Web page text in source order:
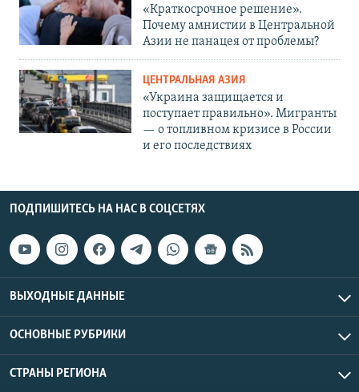
«Краткосрочное решение».
Почему амнистии в Центральной
Азии не панацея от проблемы?
ЦЕНТРАЛЬНАЯ АЗИЯ
«Украина защищается и
поступает правильно». Мигранты
— о топливном кризисе в России
и его последствиях
ПОДПИШИТЕСЬ НА НАС В СОЦСЕТЯХ
ВЫХОДНЫЕ ДАННЫЕ
ОСНОВНЫЕ РУБРИКИ
СТРАНЫ РЕГИОНА